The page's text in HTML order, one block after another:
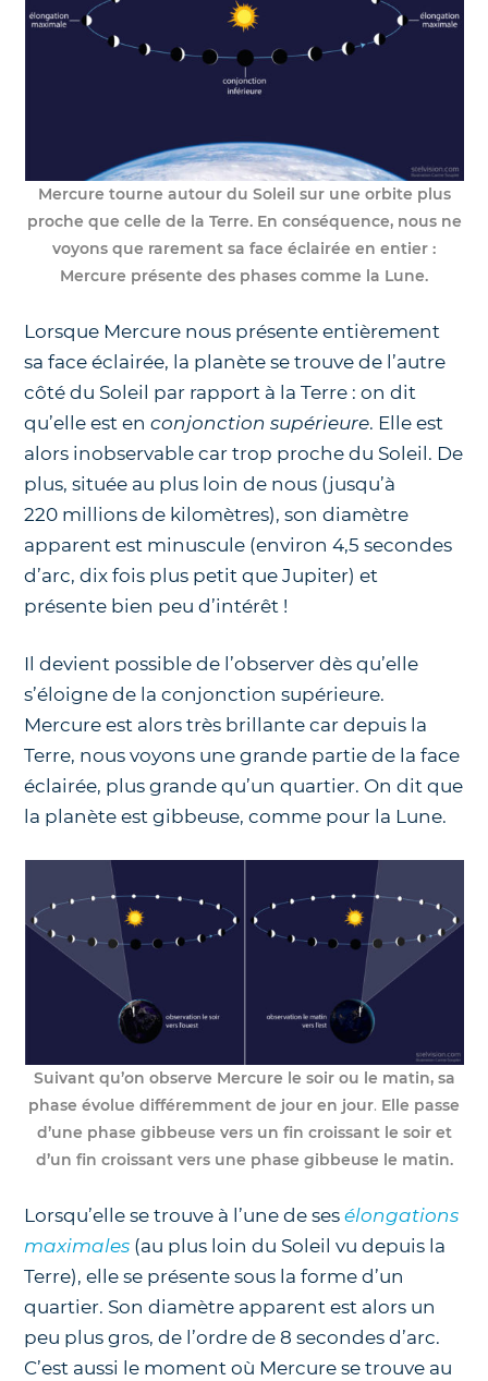
Mercure tourne autour du Soleil sur une orbite plus
proche que celle de la Terre. En conséquence, nous ne
voyons que rarement sa face éclairée en entier :
Mercure présente des phases comme la Lune.
Lorsque Mercure nous présente entièrement
sa face éclairée, la planète se trouve de l’autre
côté du Soleil par rapport à la Terre : on dit
qu’elle est enconjonction supérieure. Elle est
alors inobservable car trop proche du Soleil. De
plus, située au plus loin de nous (jusqu’à
220 millions de kilomètres), son diamètre
apparent est minuscule (environ 4,5 secondes
d’arc, dix fois plus petit que Jupiter) et
présente bien peu d’intérêt !
Il devient possible de l’observer dès qu’elle
s’éloigne de la conjonction supérieure.
Mercure est alors très brillante car depuis la
Terre, nous voyons une grande partie de la face
éclairée, plus grande qu’un quartier. On dit que
la planète est gibbeuse, comme pour la Lune.
Suivant qu’on observe Mercure le soir ou le matin, sa
phase évolue différemment de jour en jour. Elle passe
d’une phase gibbeuse vers un fin croissant le soir et
d’un fin croissant vers une phase gibbeuse le matin.
Lorsqu’elle se trouve à l’une de sesélongations
maximales (au plus loin du Soleil vu depuis la
Terre), elle se présente sous la forme d’un
quartier. Son diamètre apparent est alors un
peu plus gros, de l’ordre de 8 secondes d’arc.
C’est aussi le moment où Mercure se trouve au